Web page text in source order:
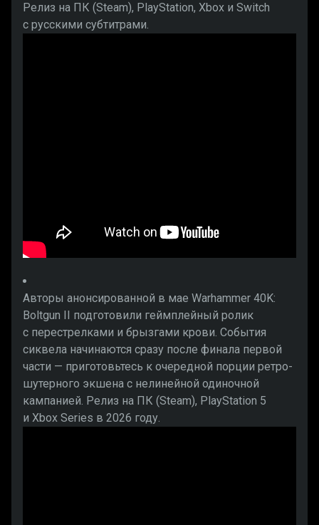
Релиз на ПК (Steam), PlayStation, Xbox и Switch
с русскими субтитрами.
Авторы анонсированной в мае Warhammer 40K:
Boltgun II подготовили геймплейный ролик
с перестрелками и брызгами крови. События
сиквела начинаются сразу после финала первой
части — приготовьтесь к очередной порции ретро-
шутерного экшена с нелинейной одиночной
кампанией. Релиз на ПК (Steam), PlayStation 5
и Xbox Series в 2026 году.